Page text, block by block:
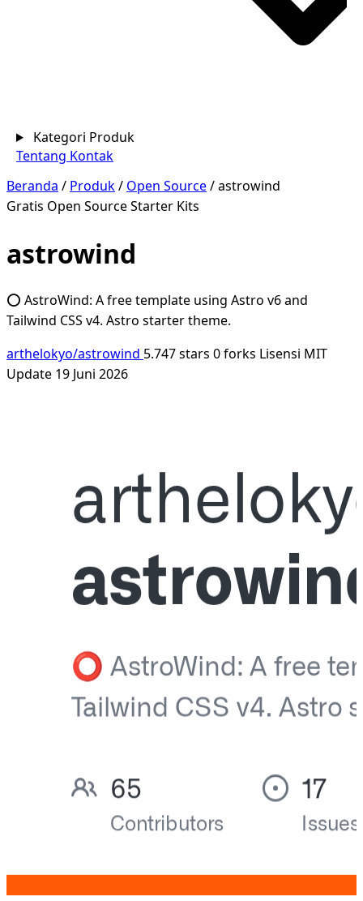
Kategori Produk
Tentang Kontak
Beranda / Produk/ Open Source/astrowind
Gratis Open SourceStarter Kits
astrowind
⭕️ AstroWind: A free template using Astro v6 and
Tailwind CSS v4. Astro starter theme.
arthelokyo/astrowind 5.747 stars 0 forks Lisensi MIT
Update 19 Juni 2026